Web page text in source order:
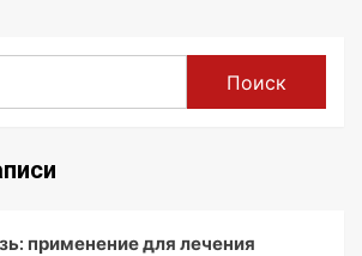
Поиск
применение для лечения